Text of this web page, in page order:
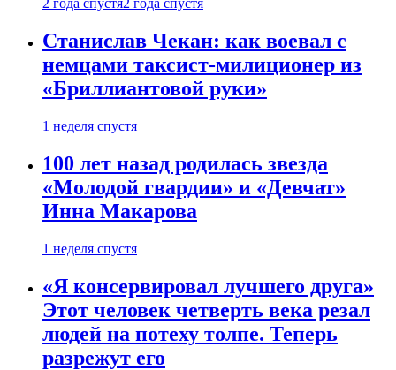
2 года спустя2 года спустя
Станислав Чекан: как воевал с
немцами таксист-милиционер из
«Бриллиантовой руки»
1 неделя спустя
100 лет назад родилась звезда
«Молодой гвардии» и «Девчат»
Инна Макарова
1 неделя спустя
«Я консервировал лучшего друга»
Этот человек четверть века резал
людей на потеху толпе. Теперь
разрежут его